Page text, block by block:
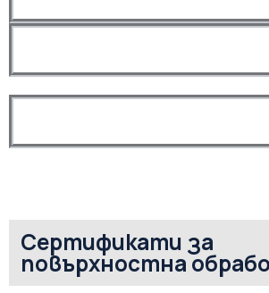
Сертификати за
повърхностна